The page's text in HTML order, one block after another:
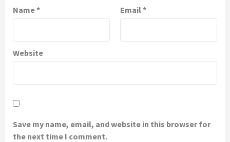
Name* Email *
Website
Save my name, email, and website in this browser for
the next time I comment.